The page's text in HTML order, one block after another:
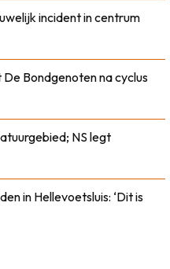
incident in centrum
Bondgenoten na cyclus
NS legt
in Hellevoetsluis: ‘Dit is